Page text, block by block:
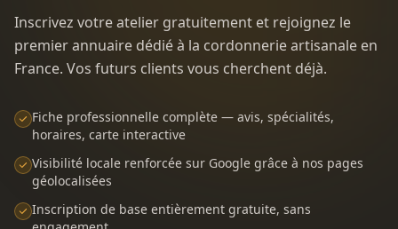
Inscrivez votre atelier gratuitement et rejoignez le
premier annuaire dédié à la cordonnerie artisanale en
France. Vos futurs clients vous cherchent déjà.
Fiche professionnelle complète — avis, spécialités,
horaires, carte interactive
Visibilité locale renforcée sur Google grâce à nos pages
géolocalisées
Inscription de base entièrement gratuite, sans